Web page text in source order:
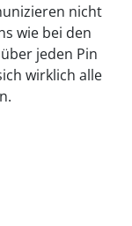
nicht
wie bei den
jeden Pin
wirklich alle